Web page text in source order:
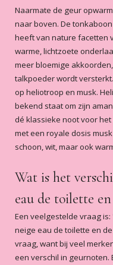
bedankt ben
bedankt voor
parfums teint
geur die ik wil.
Zorgvuldig en
verrassing nog
kan niet meer
5/5
Winterse
Heerlijke winter
zachtheid.
Mieke-2019-12-
5/
Heerlijke geur
fijne geur voor
beschrijving
warm, vol,
fris'.
Lees meer
Willeke-2019-
Naarmate de geur
naar boven. De
heeft van nature facetten
warme, lichtzoete
meer bloemige
talkpoeder wordt
op heliotroop en musk.
bekend staat om zijn
dé klassieke noot voor
met een royale dosis
schoon, wit, maar ook
Wat is het
eau de toilette
Een veelgestelde vraag
neige eau de toilette en
vraag, want bij veel
een verschil in geurnoten.